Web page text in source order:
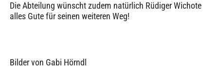
Die Abteilung wünscht zudem natürlich Rüdiger Wichote
alles Gute für seinen weiteren Weg!
Bilder von Gabi Hörndl